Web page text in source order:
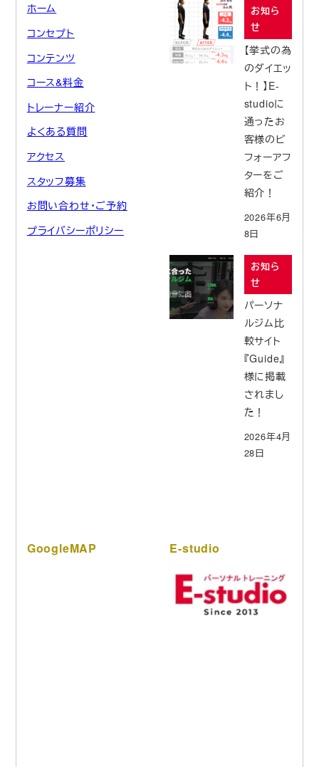
ホーム
コンセプト
コンテンツ
コース&料金
トレーナー紹介
よくある質問
アクセス
スタッフ募集
お問い合わせ・ご予約
プライバシーポリシー
お知ら
せ
【挙式の為
のダイエッ
ト！】E-
studioに
通ったお
客様のビ
フォーアフ
ターをご
紹介！
2026年6月
8日
お知ら
せ
パーソナ
ルジム比
較サイト
『Guide』
様に掲載
されまし
た！
2026年4月
28日
GoogleMAP E-studio